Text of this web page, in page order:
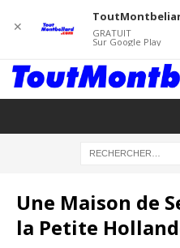
Une Maison de
la Petite
✕ GRATUIT
Sur Google Play